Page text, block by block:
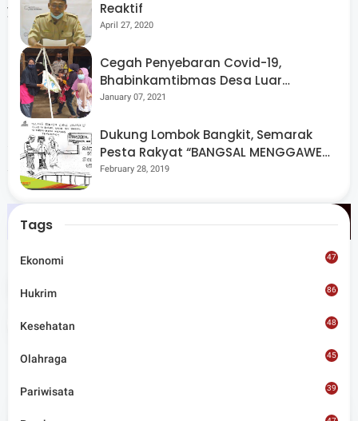
yang merusak generasi bangsa.
Masyarakat diimbau untuk terus memberikan informasi
kepada pihak kepolisian apabila mengetahui adanya
aktivitas mencurigakan terkait narkoba di lingkungan
sekitar. (Red)
Share
Reaktif
April 27, 2020
Cegah Penyebaran Covid-19,
Bhabinkamtibmas Desa Luar
Pantau Kegiatan Posyandu
January 07, 2021
Dukung Lombok Bangkit, Semarak
Pesta Rakyat “BANGSAL MENGGAWE”
Kembali Digelar Para Seniman Di
February 28, 2019
Tags
Ekonomi 47
Hukrim 86
Kesehatan 48
Olahraga 45
Pariwisata 39